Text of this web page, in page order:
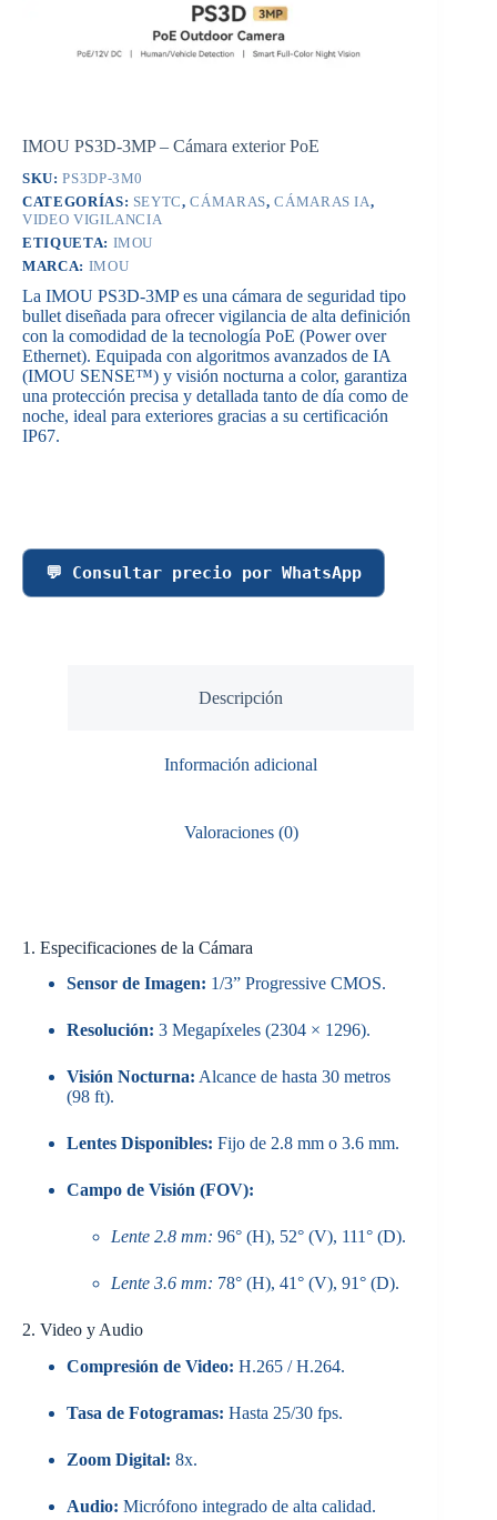
IMOU PS3D-3MP – Cámara exterior PoE
SKU:PS3DP-3M0
CATEGORÍAS: SEYTC,CÁMARAS,CÁMARAS IA,
VIDEO VIGILANCIA
ETIQUETA: IMOU
MARCA: IMOU
La IMOU PS3D-3MP es una cámara de seguridad tipo
bullet diseñada para ofrecer vigilancia de alta definición
con la comodidad de la tecnología PoE (Power over
Ethernet). Equipada con algoritmos avanzados de IA
(IMOU SENSE™) y visión nocturna a color, garantiza
una protección precisa y detallada tanto de día como de
noche, ideal para exteriores gracias a su certificación
IP67.
💬 Consultar precio por WhatsApp
Descripción
Información adicional
Valoraciones (0)
1. Especificaciones de la Cámara
Sensor de Imagen: 1/3” Progressive CMOS.
Resolución: 3 Megapíxeles (2304 × 1296).
Visión Nocturna: Alcance de hasta 30 metros
(98 ft).
Lentes Disponibles: Fijo de 2.8 mm o 3.6 mm.
Campo de Visión (FOV):
Lente 2.8 mm: 96° (H), 52° (V), 111° (D).
Lente 3.6 mm: 78° (H), 41° (V), 91° (D).
2. Video y Audio
Compresión de Video: H.265 / H.264.
Tasa de Fotogramas: Hasta 25/30 fps.
Zoom Digital: 8x.
Audio: Micrófono integrado de alta calidad.